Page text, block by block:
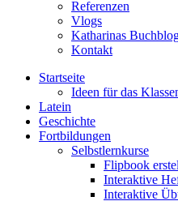
Referenzen
Vlogs
Katharinas
Kontakt
Startseite
Ideen für das
Latein
Geschichte
Fortbildungen
Selbstlernkurse
Flipbook
Interaktive
Interaktive